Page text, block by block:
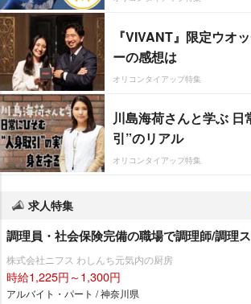
『VIVANT』限定ウオ
ーの感想は
オリコンタイアップ特集
川島海荷さんと学ぶ 日
引”のリアル
オリコンタイアップ特集
求人特集
調理員・社会保険完備の職場で調理師/調理
株式会社ニフス わしんち元気内の厨房
時給1,225円～1,300円
アルバイト・パート / 神奈川県